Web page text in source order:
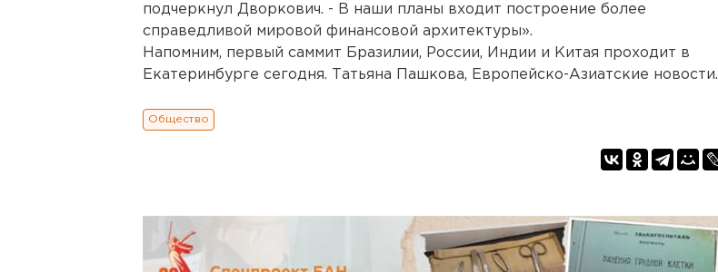
подчеркнул Дворкович. - В наши планы входит построение более
справедливой мировой финансовой архитектуры».
Напомним, первый саммит Бразилии, России, Индии и Китая проходит в
Екатеринбурге сегодня. Татьяна Пашкова, Европейско-Азиатские новости.
Общество